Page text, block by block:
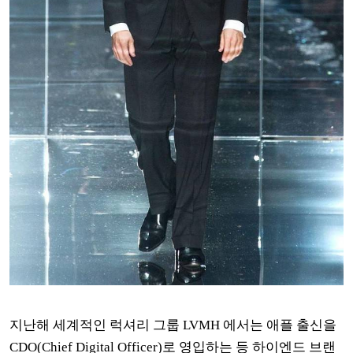
지난해 세계적인 럭셔리 그룹 LVMH 에서는 애플 출신을
CDO(Chief Digital Officer)로 영입하는 등 하이엔드 브랜